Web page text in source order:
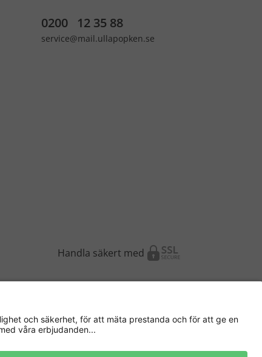
0200 12 35 88
service@mail.ullapopken.se
Handla säkert med